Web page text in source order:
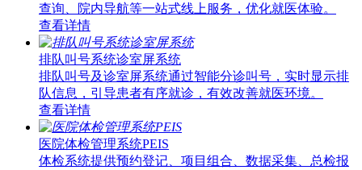
查询、院内导航等一站式线上服务，优化就医体验。
查看详情
排队叫号系统诊室屏系统
排队叫号及诊室屏系统通过智能分诊叫号，实时显示排
队信息，引导患者有序就诊，有效改善就医环境。
查看详情
医院体检管理系统PEIS
体检系统提供预约登记、项目组合、数据采集、总检报